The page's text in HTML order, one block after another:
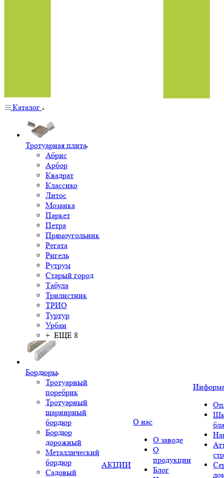
Каталог
Тротуарная плита
Абрис
Арбор
Квадрат
Классико
Литос
Мозаика
Паркет
Петра
Прямоугольник
Регата
Ригель
Рутрум
Старый город
Табула
Трилистник
ТРИО
Туртур
Урбан
+ ЕЩЕ 8
Бордюры
Тротуарный
поребрик
Тротуарный
шарнирный
бордюр
Бордюр
дорожный
Металлический
бордюр
Садовый
АКЦИИ
О нас
О заводе
О
продукции
Блог